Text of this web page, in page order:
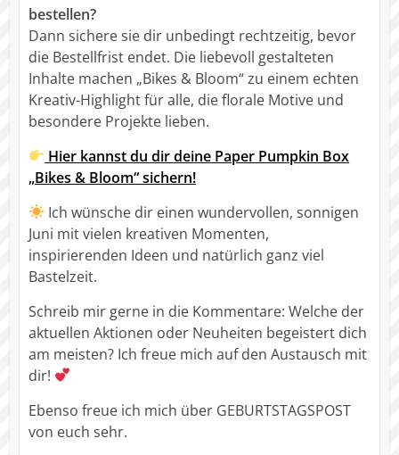
bestellen?
Dann sichere sie dir unbedingt rechtzeitig, bevor
die Bestellfrist endet. Die liebevoll gestalteten
Inhalte machen „Bikes & Bloom“ zu einem echten
Kreativ-Highlight für alle, die florale Motive und
besondere Projekte lieben.
Hier kannst du dir deine Paper Pumpkin Box
„Bikes & Bloom“ sichern!
Ich wünsche dir einen wundervollen, sonnigen
Juni mit vielen kreativen Momenten,
inspirierenden Ideen und natürlich ganz viel
Bastelzeit.
Schreib mir gerne in die Kommentare: Welche der
aktuellen Aktionen oder Neuheiten begeistert dich
am meisten? Ich freue mich auf den Austausch mit
dir!
Ebenso freue ich mich über GEBURTSTAGSPOST
von euch sehr.